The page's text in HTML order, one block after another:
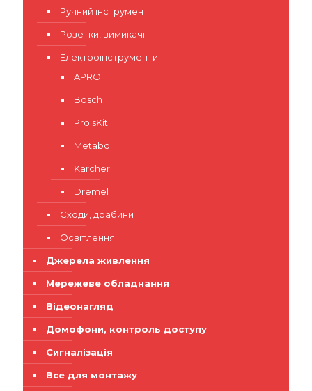
Ручний інструмент
Розетки, вимикачі
Електроінструменти
APRO
Bosch
Pro'sKit
Metabo
Karcher
Dremel
Сходи, драбини
Освітлення
Джерела живлення
Мережеве обладнання
Відеонагляд
Домофони, контроль доступу
Сигналізація
Все для монтажу